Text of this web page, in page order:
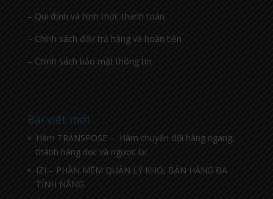
– Qui định và hình thức thanh toán
– Chính sách đổi/ trả hàng và hoàn tiền
– Chính sách bảo mật thông tin
Bài viết mới
Hàm TRANSPOSE – Hàm chuyển đổi hàng ngang,
thành hàng dọc và ngược lại
IZI – PHẦN MỀM QUẢN LÝ KHO, BÁN HÀNG ĐA
TÍNH NĂNG